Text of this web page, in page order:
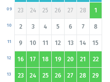
23
09 24 25 26 27 28 1
2
10 3 4 5 6 7 8
9
11 10 11 12 13 14 15
16
12 17 18 19 20 21 22
23
13 24 25 26 27 28 29